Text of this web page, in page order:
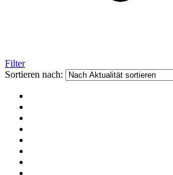
Filter
Sortieren nach: